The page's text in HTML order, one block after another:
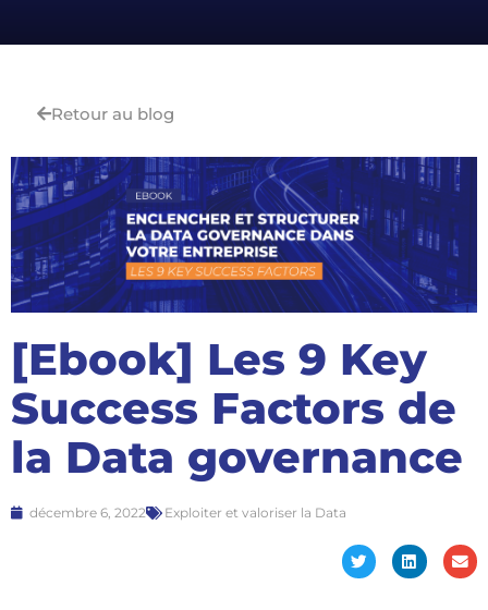
Retour au blog
[Ebook] Les 9 Key
Success Factors de
la Data governance
décembre 6, 2022 Exploiter et valoriser la Data